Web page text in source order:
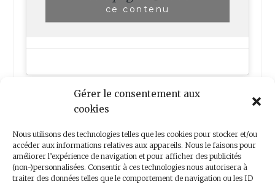
Gérer le consentement aux
cookies
Nous utilisons des technologies telles que les cookies pour stocker et/ou
accéder aux informations relatives aux appareils. Nous le faisons pour
améliorer l’expérience de navigation et pour afficher des publicités
(non-)personnalisées. Consentir à ces technologies nous autorisera à
traiter des données telles que le comportement de navigation ou les ID
ce contenu
Nous contacter